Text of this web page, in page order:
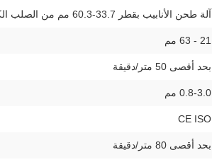
آلة طحن الأنابيب بقطر 33.7-60.3 مم من الصلب الكربوني باللون الأزرق بسرعة 70 متر/دقيقة
21 - 63 مم
بحد أقصى 50 متر/دقيقة
0.8-3.0 مم
CE ISO
بحد أقصى 80 متر/دقيقة